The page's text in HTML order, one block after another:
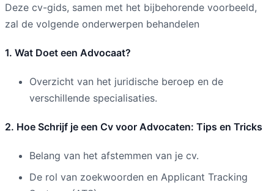
Deze cv-gids, samen met het bijbehorende voorbeeld,
zal de volgende onderwerpen behandelen
1. Wat Doet een Advocaat?
Overzicht van het juridische beroep en de
verschillende specialisaties.
2. Hoe Schrijf je een Cv voor Advocaten: Tips en Tricks
Belang van het afstemmen van je cv.
De rol van zoekwoorden en Applicant Tracking